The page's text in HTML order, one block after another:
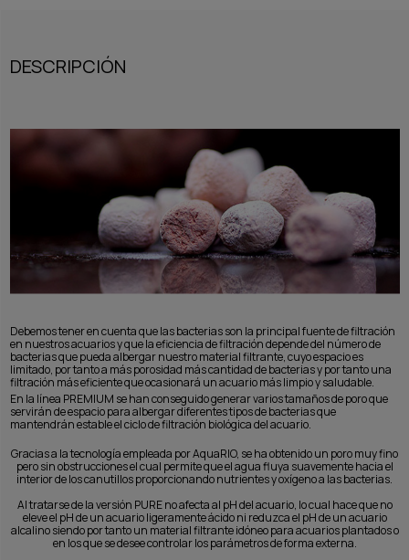
DESCRIPCIÓN
Debemos tener en cuenta que las bacterias son la principal fuente de filtración
en nuestros acuarios y que la eficiencia de filtración depende del número de
bacterias que pueda albergar nuestro material filtrante, cuyo espacio es
limitado, por tanto a más porosidad más cantidad de bacterias y por tanto una
filtración más eficiente que ocasionará un acuario más limpio y saludable.
En la línea PREMIUM se han conseguido generar varios tamaños de poro que
servirán de espacio para albergar diferentes tipos de bacterias que
mantendrán estable el ciclo de filtración biológica del acuario.
Gracias a la tecnología empleada por AquaRIO, se ha obtenido un poro muy fino
pero sin obstrucciones el cual permite que el agua fluya suavemente hacia el
interior de los canutillos proporcionando nutrientes y oxígeno a las bacterias.
Al tratarse de la versión PURE no afecta al pH del acuario, lo cual hace que no
eleve el pH de un acuario ligeramente ácido ni reduzca el pH de un acuario
alcalino siendo por tanto un material filtrante idóneo para acuarios plantados o
en los que se desee controlar los parámetros de forma externa.